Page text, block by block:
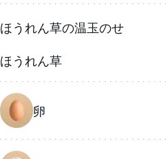
ほうれん草の温玉のせ
ほうれん草
卵